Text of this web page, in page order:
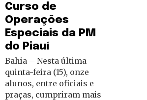
Curso de
Operações
Especiais da PM
do Piauí
Bahia – Nesta última
quinta-feira (15), onze
alunos, entre oficiais e
praças, cumpriram mais